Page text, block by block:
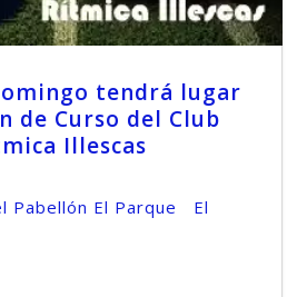
tendrá lugar
de Curso del Club
Illescas
Pabellón El Parque El